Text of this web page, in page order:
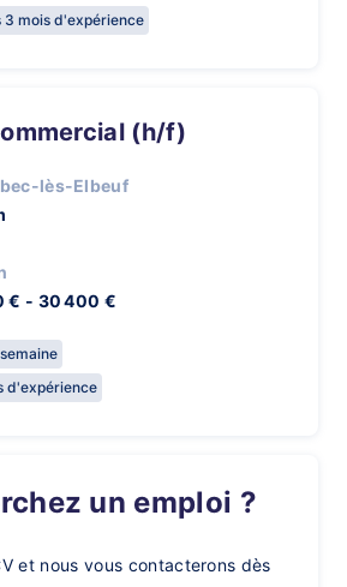
3 mois d'expérience
(h/f)
lès-Elbeuf
€ - 30 400 €
d'expérience
un emploi ?
et nous vous contacterons dès